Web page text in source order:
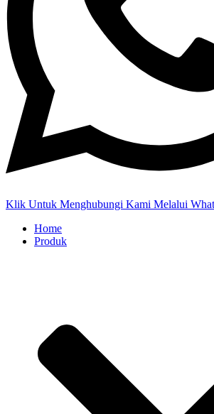
Klik Untuk Menghubungi Kami Melalui
Home
Produk